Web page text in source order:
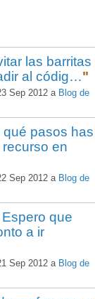
las barritas
al códig…"
Sep 2012 a Blog de
pasos has
en
Sep 2012 a Blog de
que
a ir
Sep 2012 a Blog de